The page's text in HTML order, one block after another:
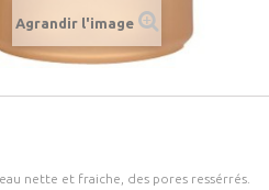
Agrandir l'image
nette et fraiche, des pores ressérrés.